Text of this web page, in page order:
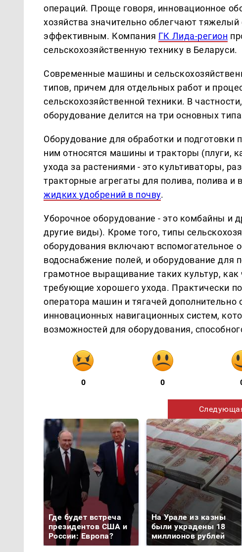
операций. Проще говоря, инновационное
хозяйства значительно облегчают
эффективным. Компания ГК Лида-регион
сельскохозяйственную технику в Беларуси.
Современные машины и
типов, причем для отдельных работ и
сельскохозяйственной техники. В
оборудование делится на три основных
Оборудование для обработки и
ним относятся машины и тракторы (плуги,
ухода за растениями - это культиваторы,
тракторные агрегаты для полива, полива и
жидких удобрений в почву.
Уборочное оборудование - это комбайны и
другие виды). Кроме того, типы
оборудования включают вспомогательное
водоснабжение полей, и оборудование для
грамотное выращивание таких культур,
требующие хорошего ухода. Практически
оператора машин и тягачей дополнительно
инновационных навигационных систем,
возможностей для оборудования,
0 0
Где будет встреча
президентов США и
России: Европа?
На Урале из казны
были украдены 18
миллионов рублей